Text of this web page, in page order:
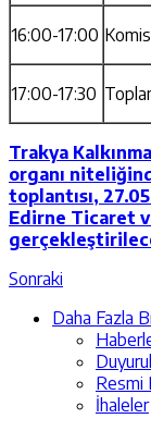
16:00-17:00
17:00-17:30
Trakya
organı
toplantısı,
Edirne Ticaret
Sonraki
Daha Fazla
Resmi
İhaleler